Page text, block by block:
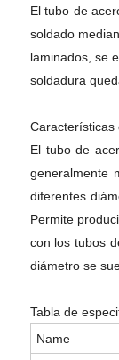
El tubo de
soldado
laminados, se
soldadura
Características
El tubo de
generalmente
diferentes
Permite
con los tubos
diámetro se
Tabla de
Name